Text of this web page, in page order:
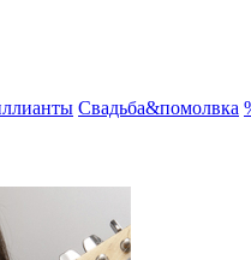
Свадьба&помолвка